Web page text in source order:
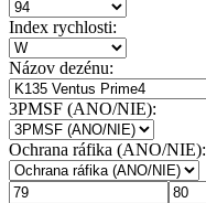
Index rychlosti:
Názov dezénu:
3PMSF (ANO/NIE):
Ochrana ráfika (ANO/NIE):